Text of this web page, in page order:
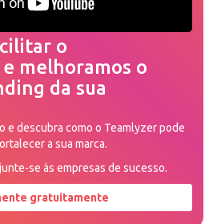
o
melhoramos o
da sua
e descubra como o Teamlyzer pode
a sua marca.
se às empresas de sucesso.
gratuitamente